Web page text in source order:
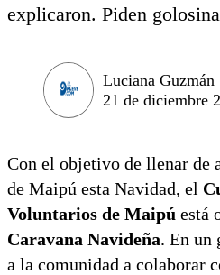
explicaron. Piden
Luciana Guzmán
21 de diciembre
Con el objetivo de llenar de
de Maipú esta Navidad, el
Voluntarios de Maipú está
Caravana Navideña. En un
a la comunidad a colaborar